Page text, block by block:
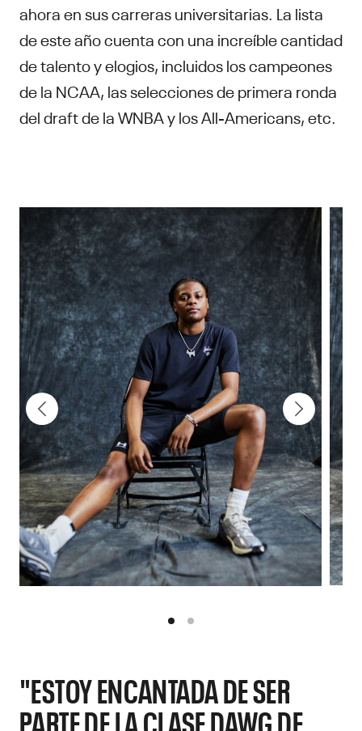
ahora en sus carreras universitarias. La lista
de este año cuenta con una increíble cantidad
de talento y elogios, incluidos los campeones
de la NCAA, las selecciones de primera ronda
del draft de la WNBA y los All-Americans, etc.
"ESTOY ENCANTADA DE SER
PARTE DE LA CLASE DAWG DE